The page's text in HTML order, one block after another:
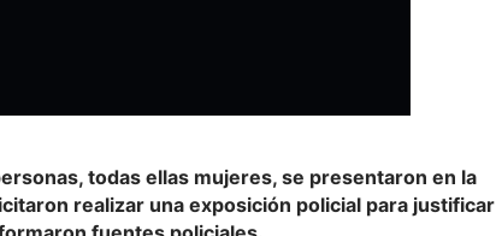
todas ellas mujeres, se presentaron en la
realizar una exposición policial para justificar